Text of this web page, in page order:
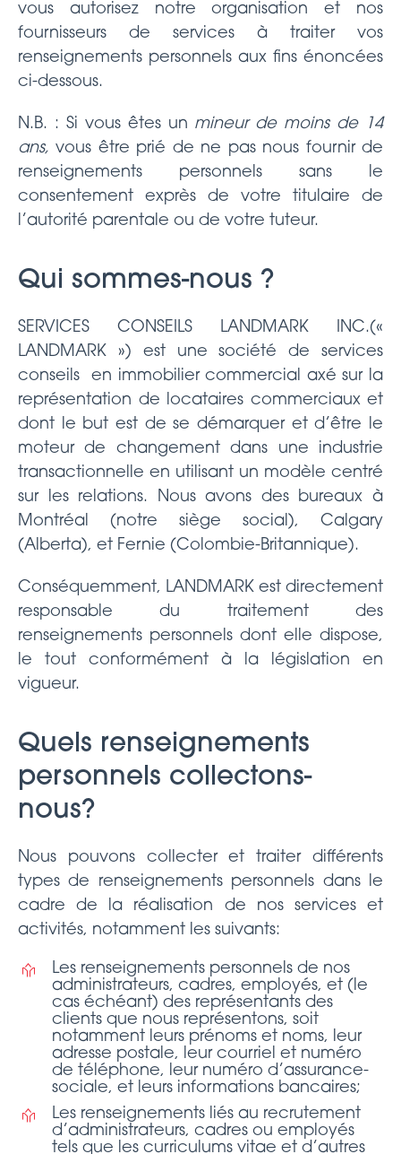
vous autorisez notre organisation et nos
fournisseurs de services à traiter vos
renseignements personnels aux fins énoncées
ci-dessous.
N.B. : Si vous êtes un mineur de moins de 14
ans, vous être prié de ne pas nous fournir de
renseignements personnels sans le
consentement exprès de votre titulaire de
l’autorité parentale ou de votre tuteur.
Qui sommes-nous ?
SERVICES CONSEILS LANDMARK INC.(«
LANDMARK ») est une société de services
conseils en immobilier commercial axé sur la
représentation de locataires commerciaux et
dont le but est de se démarquer et d’être le
moteur de changement dans une industrie
transactionnelle en utilisant un modèle centré
sur les relations. Nous avons des bureaux à
Montréal (notre siège social), Calgary
(Alberta), et Fernie (Colombie-Britannique).
Conséquemment, LANDMARK est directement
responsable du traitement des
renseignements personnels dont elle dispose,
le tout conformément à la législation en
vigueur.
Quels renseignements
personnels collectons-
nous?
Nous pouvons collecter et traiter différents
types de renseignements personnels dans le
cadre de la réalisation de nos services et
activités, notamment les suivants:
Les renseignements personnels de nos
administrateurs, cadres, employés, et (le
cas échéant) des représentants des
clients que nous représentons, soit
notamment leurs prénoms et noms, leur
adresse postale, leur courriel et numéro
de téléphone, leur numéro d’assurance-
sociale, et leurs informations bancaires;
Les renseignements liés au recrutement
d’administrateurs, cadres ou employés
tels que les curriculums vitae et d’autres